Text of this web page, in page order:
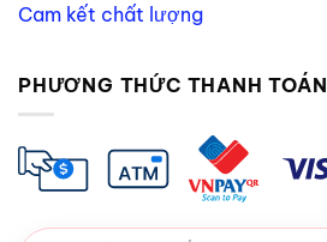
Cam kết chất lượng
PHƯƠNG THỨC THANH TOÁN